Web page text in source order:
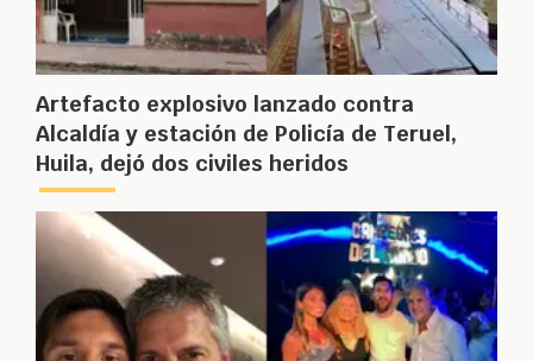
Artefacto explosivo lanzado contra
Alcaldía y estación de Policía de Teruel,
Huila, dejó dos civiles heridos